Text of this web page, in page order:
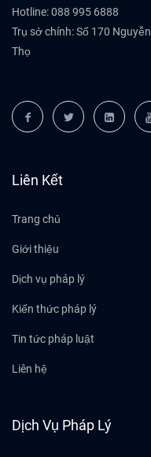
Hotline: 088 995 6888
Trụ sở chính: Số 170
Thọ
Liên Kết
Trang chủ
Giới thiệu
Dịch vụ pháp lý
Kiến thức pháp lý
Tin tức pháp luật
Liên hệ
Dịch Vụ Pháp Lý